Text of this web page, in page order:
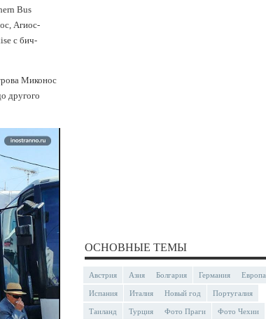
Bus
Агиос-
с бич-
Миконос
другого
ОСНОВНЫЕ ТЕМЫ
Австрия Азия Болгария Германия Европа
Испания Италия Новый год Португалия
Таиланд Турция Фото Праги Фото Чехии